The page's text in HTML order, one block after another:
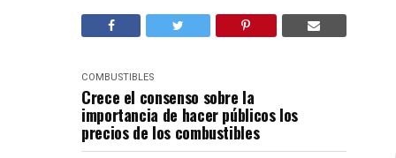
COMBUSTIBLES
Crece el consenso sobre la
importancia de hacer públicos los
precios de los combustibles